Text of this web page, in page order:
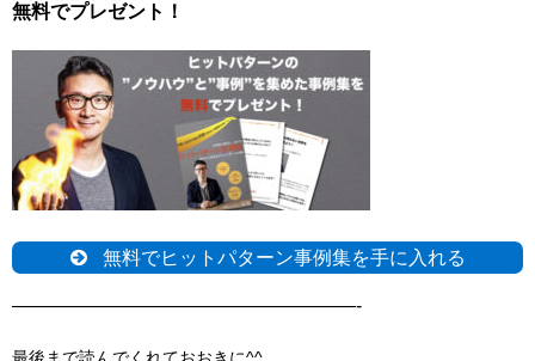
無料でプレゼント！
無料でヒットパターン事例集を手に入れる
——————————————————-